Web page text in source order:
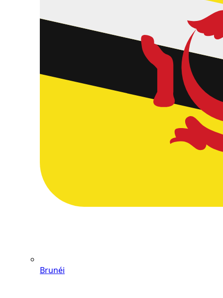
Brunéi